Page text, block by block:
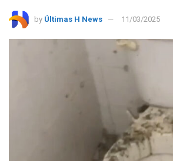
by Últimas H News 11/03/2025